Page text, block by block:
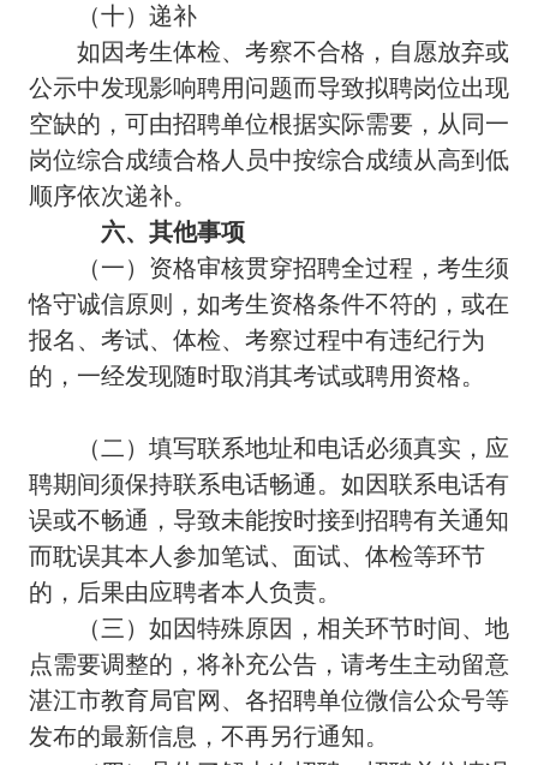
（十）递补
如因考生体检、考察不合格，自愿放弃或
公示中发现影响聘用问题而导致拟聘岗位出现
空缺的，可由招聘单位根据实际需要，从同一
岗位综合成绩合格人员中按综合成绩从高到低
顺序依次递补。
六、其他事项
（一）资格审核贯穿招聘全过程，考生须
恪守诚信原则，如考生资格条件不符的，或在
报名、考试、体检、考察过程中有违纪行为
的，一经发现随时取消其考试或聘用资格。
（二）填写联系地址和电话必须真实，应
聘期间须保持联系电话畅通。如因联系电话有
误或不畅通，导致未能按时接到招聘有关通知
而耽误其本人参加笔试、面试、体检等环节
的，后果由应聘者本人负责。
（三）如因特殊原因，相关环节时间、地
点需要调整的，将补充公告，请考生主动留意
湛江市教育局官网、各招聘单位微信公众号等
发布的最新信息，不再另行通知。